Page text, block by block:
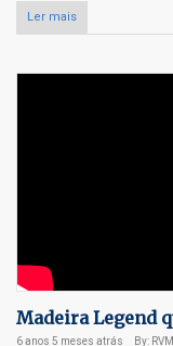
Ler mais
Madeira Legend
6 anos 5 meses atrás By: